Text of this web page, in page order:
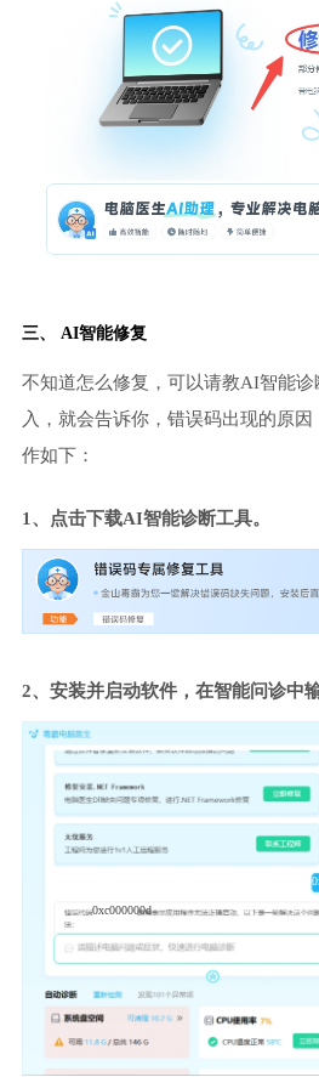
三、 AI智能修复
不知道怎么修复，可以请教AI智能
入，就会告诉你，错误码出现的原
作如下：
1、点击下载AI智能诊断工具。
2、安装并启动软件，在智能问诊中
0xc000000d